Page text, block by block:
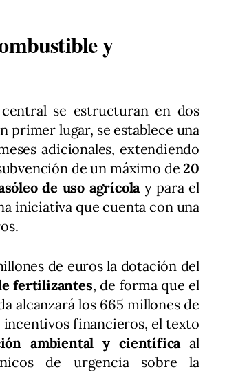
y
se estructuran en dos
primer lugar, se establece una
adicionales, extendiendo
de un máximo de20
de uso agrícolay para el
iniciativa que cuenta con una
de euros la dotación del
fertilizantes, de forma que el
alcanzará los 665 millones de
incentivos financieros, el texto
ambiental y científicaal
de urgencia sobre la